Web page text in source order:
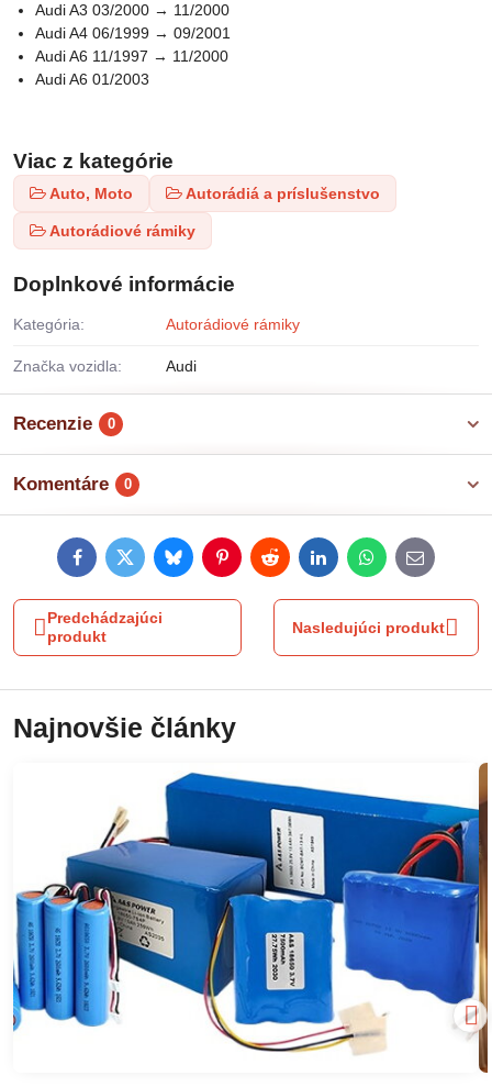
Audi A3 03/2000 → 11/2000
Audi A4 06/1999 → 09/2001
Audi A6 11/1997 → 11/2000
Audi A6 01/2003
Viac z kategórie
Auto, Moto Autorádiá a príslušenstvo
Autorádiové rámiky
Doplnkové informácie
Kategória: Autorádiové rámiky
Značka vozidla: Audi
Recenzie 0
Komentáre 0
FacebookTwitterBlueskyPinterestRedditLinkedInWhatsApp
E-
mail
Predchádzajúci
produkt
Nasledujúci produkt
Najnovšie články